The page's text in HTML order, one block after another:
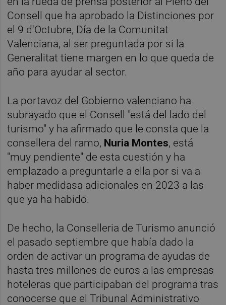
Consell que ha aprobado la Distinciones por
el 9 d'Octubre, Día de la Comunitat
Valenciana, al ser preguntada por si la
Generalitat tiene margen en lo que queda de
año para ayudar al sector.
La portavoz del Gobierno valenciano ha
subrayado que el Consell "está del lado del
turismo" y ha afirmado que le consta que la
consellera del ramo, Nuria Montes, está
"muy pendiente" de esta cuestión y ha
emplazado a preguntarle a ella por si va a
haber medidasa adicionales en 2023 a las
que ya ha habido.
De hecho, la Conselleria de Turismo anunció
el pasado septiembre que había dado la
orden de activar un programa de ayudas de
hasta tres millones de euros a las empresas
hoteleras que participaban del programa tras
conocerse que el Tribunal Administrativo